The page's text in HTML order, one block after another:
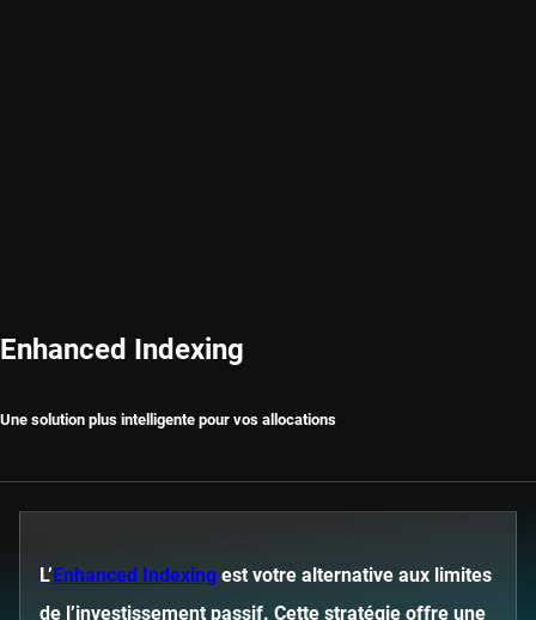
Enhanced Indexing
Une solution plus intelligente pour vos allocations
L’ Enhanced Indexing est votre alternative aux limites
de l’investissement passif. Cette stratégie offre une